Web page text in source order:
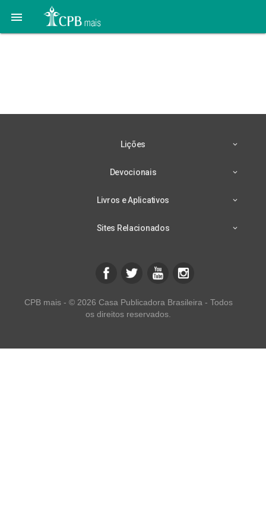

Lições
Devocionais
Livros e Aplicativos
Sites Relacionados
CPB mais - © 2026 Casa Publicadora Brasileira - Todos
os direitos reservados.